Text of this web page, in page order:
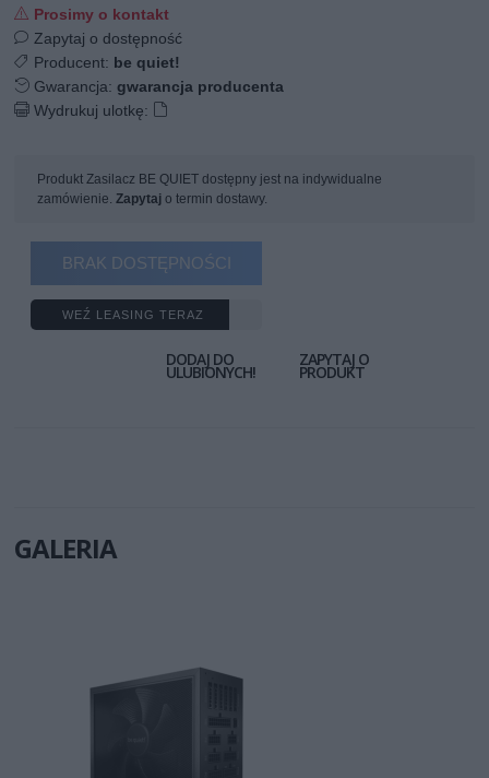
Prosimy o kontakt
Zapytaj o dostępność
Producent: be quiet!
Gwarancja:gwarancja producenta
Wydrukuj ulotkę:
Produkt Zasilacz BE QUIET dostępny jest na indywidualne
zamówienie.Zapytaj o termin dostawy.
BRAK DOSTĘPNOŚCI
WEŹ LEASING TERAZ
DODAJ DO
ULUBIONYCH!
ZAPYTAJ O
PRODUKT
GALERIA